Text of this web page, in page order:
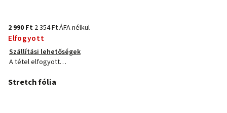
2 990 Ft 2 354 Ft ÁFA nélkül
Elfogyott
Szállítási lehetőségek
A tétel elfogyott…
Stretch fólia